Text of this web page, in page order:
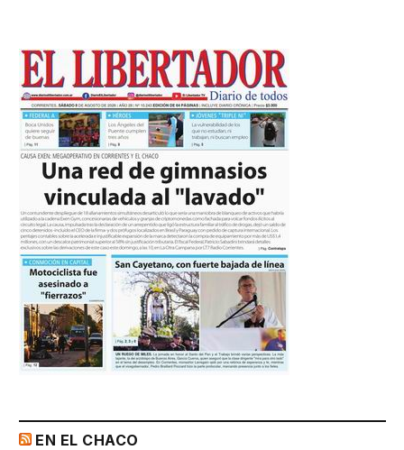
EN EL CHACO